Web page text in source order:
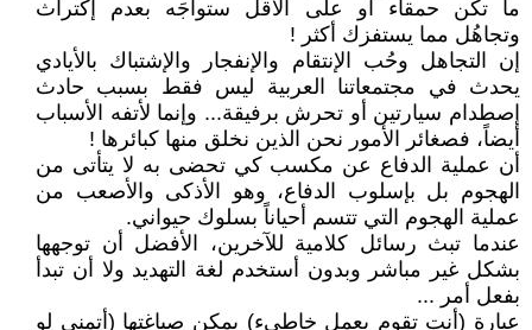
ما تكن حمقاء أو على الأقل ستواجَه بعدم إكتراث
وتجاهُل مما يستفزك أكثر !
إن التجاهل وحُب الإنتقام والإنفجار والإشتباك بالأيادي
يحدث في مجتمعاتنا العربية ليس فقط بسبب حادث
إصطدام سيارتين أو تحرش برفيقة... وإنما لأتفه الأسباب
أيضاً، فصغائر الأمور نحن الذين نخلق منها كبائرها !
أن عملية الدفاع عن مكسب كي تحضى به لا يتأتى من
الهجوم بل بإسلوب الدفاع، وهو الأذكى والأصعب من
عملية الهجوم التي تتسم أحياناً بسلوك حيواني.
عندما تبث رسائل كلامية للآخرين، الأفضل أن توجهها
بشكل غير مباشر وبدون أستخدم لغة التهديد ولا أن تبدأ
بفعل أمر ...
عبارة (أنت تقوم بعمل خاطيء) يمكن صياغتها (أتمنى لو